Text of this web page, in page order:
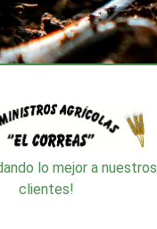
lo mejor a nuestros
clientes!